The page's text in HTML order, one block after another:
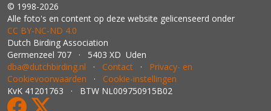
© 1998-2026
Alle foto's en content op deze website gelicenseerd onder
CC BY‑NC‑ND 4.0
Dutch Birding Association
Germenzeel 707 · 5403 XD Uden
dba@dutchbirding.nl · Contact · Privacy- en
Cookievoorwaarden · Cookie-instellingen
KvK 41201763 · BTW NL009750915B02